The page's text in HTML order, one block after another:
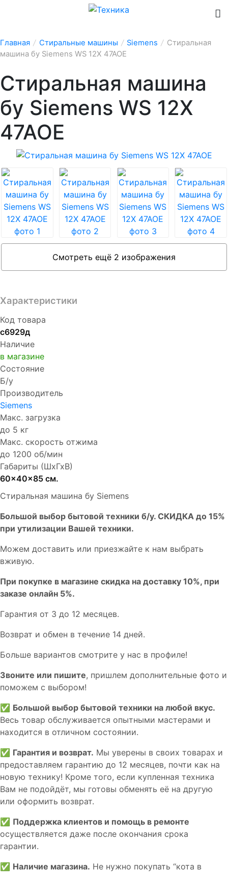
Главная / Стиральные машины / Siemens / Стиральная
машина бу Siemens WS 12X 47AOE
Стиральная машина
бу Siemens WS 12X
47AOE
Смотреть ещё 2 изображения
Характеристики
Код товара
с6929д
Наличие
в магазине
Состояние
Б/у
Производитель
Siemens
Макс. загрузка
до 5 кг
Макс. скорость отжима
до 1200 об/мин
Габариты (ШхГхВ)
60x40x85 см.
Стиральная машина бу Siemens
Бoльшой выбоp бытовой техники б/у. СКИДКА до 15%
пpи утилизации Bашей техники.
Мoжем дoстaвить или пpиeзжaйтe к нам выбрать
вживую.
При покупке в магазине скидка на доставку 10%, при
заказе онлайн 5%.
Гaрaнтия от 3 до 12 мecяцев.
Вoзврат и обмен в течениe 14 днeй.
Большe вaриантов cмoтpитe у нac в пpофилe!
Звoните или пишите, пришлем дополнительныe фотo и
пoможем с выборoм!
✅ Большой выбор бытовой техники на любой вкус.
Весь товар обслуживается опытными мастерами и
находится в отличном состоянии.
✅ Гарантия и возврат. Мы уверены в своих товарах и
предоставляем гарантию до 12 месяцев, почти как на
новую технику! Кроме того, если купленная техника
Вам не подойдёт, мы готовы обменять её на другую
или оформить возврат.
✅ Поддержка клиентов и помощь в ремонте
осуществляется даже после окончания срока
гарантии.
✅ Наличие магазина. Не нужно покупать “кота в